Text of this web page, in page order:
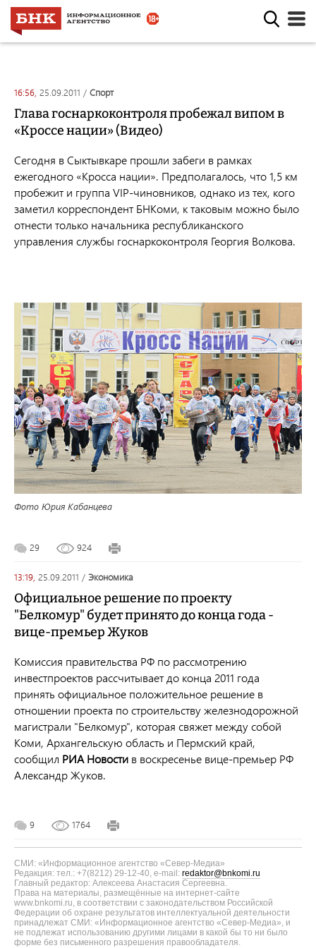
16:56, 25.09.2011 / спорт
Глава госнаркоконтроля пробежал випом в
«Кроссе нации» (Видео)
Сегодня в Сыктывкаре прошли забеги в рамках
ежегодного «Кросса нации». Предполагалось, что 1,5 км
пробежит и группа VIP-чиновников, однако из тех, кого
заметил корреспондент БНКоми, к таковым можно было
отнести только начальника республиканского
управления службы госнаркоконтроля Георгия Волкова.
Фото Юрия Кабанцева
29 924
13:19, 25.09.2011 / экономика
Официальное решение по проекту
"Белкомур" будет принято до конца года -
вице-премьер Жуков
Комиссия правительства РФ по рассмотрению
инвестпроектов рассчитывает до конца 2011 года
принять официальное положительное решение в
отношении проекта по строительству железнодорожной
магистрали "Белкомур", которая свяжет между собой
Коми, Архангельскую область и Пермский край,
сообщил РИА Новости в воскресенье вице-премьер РФ
Александр Жуков.
9 1764
СМИ: «Информационное агентство «Север-Медиа»
Редакция: тел.: +7(8212) 29-12-40, e-mail: redaktor@bnkomi.ru
Главный редактор: Алексеева Анастасия Сергеевна.
Права на материалы, размещённые на интернет-сайте
www.bnkomi.ru, в соответствии с законодательством Российской
Федерации об охране результатов интеллектуальной деятельности
принадлежат СМИ: «Информационное агентство «Север-Медиа», и
не подлежат использованию другими лицами в какой бы то ни было
форме без письменного разрешения правообладателя.